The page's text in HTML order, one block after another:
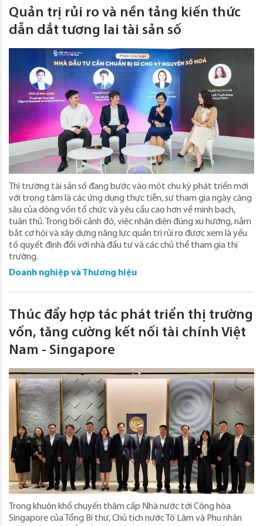
Quản trị rủi ro và nền tảng kiến thức
dẫn dắt tương lai tài sản số
Thị trường tài sản số đang bước vào một chu kỳ phát triển mới
với trọng tâm là các ứng dụng thực tiễn, sự tham gia ngày càng
sâu của dòng vốn tổ chức và yêu cầu cao hơn về minh bạch,
tuân thủ. Trong bối cảnh đó, việc nhận diện đúng xu hướng, nắm
bắt cơ hội và xây dựng năng lực quản trị rủi ro được xem là yếu
tố quyết định đối với nhà đầu tư và các chủ thể tham gia thị
trường.
Doanh nghiệp và Thương hiệu
Thúc đẩy hợp tác phát triển thị trường
vốn, tăng cường kết nối tài chính Việt
Nam - Singapore
Trong khuôn khổ chuyến thăm cấp Nhà nước tới Cộng hòa
Singapore của Tổng Bí thư, Chủ tịch nước Tô Lâm và Phu nhân